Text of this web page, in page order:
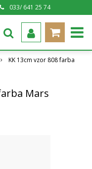
033/ 641 25 74
KK 13cm vzor 808 farba
Mars